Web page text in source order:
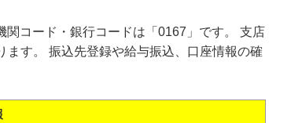
コード・銀行コードは「0167」です。 支店
す。 振込先登録や給与振込、口座情報の確